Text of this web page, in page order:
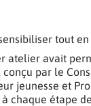
tout
atelier avait
conçu par le
jeunesse et
chaque étape